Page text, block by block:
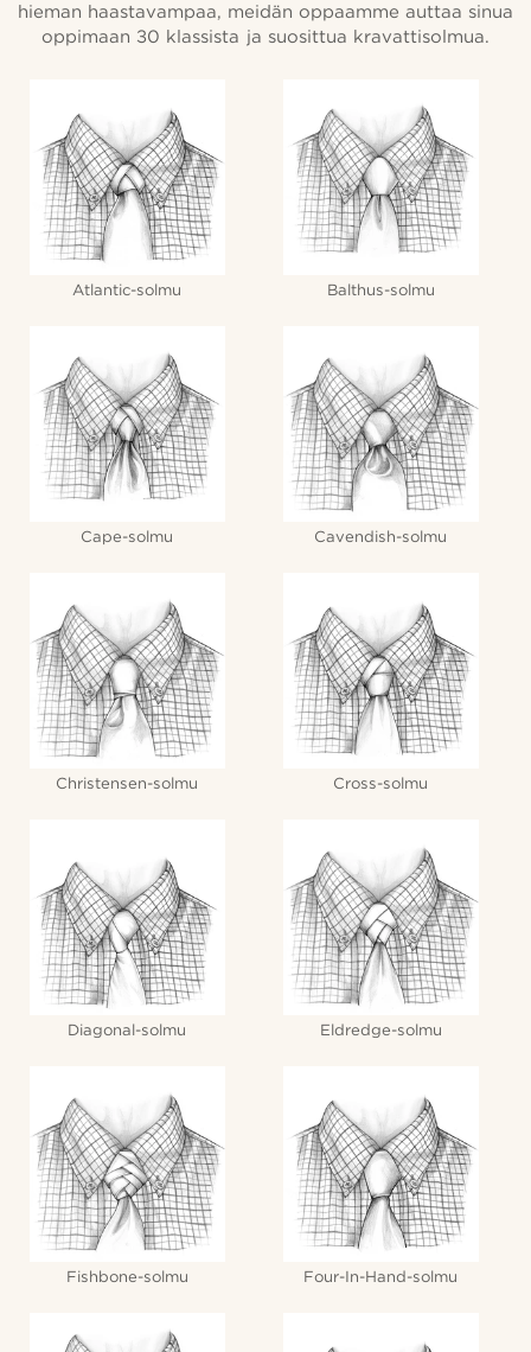
hieman haastavampaa, meidän oppaamme auttaa sinua
oppimaan 30 klassista ja suosittua kravattisolmua.
Atlantic-solmu Balthus-solmu
Cape-solmu Cavendish-solmu
Christensen-solmu Cross-solmu
Diagonal-solmu Eldredge-solmu
Fishbone-solmu Four-In-Hand-solmu